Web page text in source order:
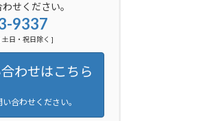
せください。
9337
日・祝日除く ]
わせはこちら
合わせください。